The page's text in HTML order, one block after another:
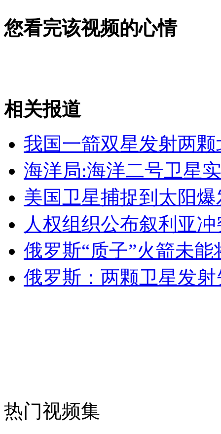
外交部：有关国家言论片面不公正
安徽一实载49人客车翻车
走！跟着总书记去植树
消防员救轻生者 花炮节热闹非凡 减压"枕头大战"
您看完该视频的心情
相关报道
我国一箭双星发射两
海洋局:海洋二号卫星
美国卫星捕捉到太阳
人权组织公布叙利亚
俄罗斯“质子”火箭未
俄罗斯：两颗卫星发
热门视频集